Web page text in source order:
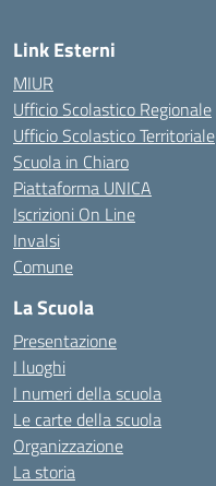
Link Esterni
MIUR
Ufficio Scolastico Regionale
Ufficio Scolastico Territoriale
Scuola in Chiaro
Piattaforma UNICA
Iscrizioni On Line
Invalsi
Comune
La Scuola
Presentazione
I luoghi
I numeri della scuola
Le carte della scuola
Organizzazione
La storia